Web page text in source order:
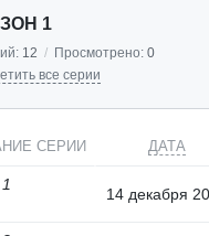
1
12 / Просмотрено: 0
все серии
СЕРИИ ДАТА
14 декабря